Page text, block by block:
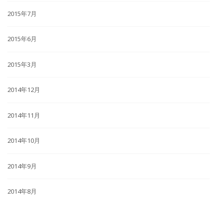
2015年7月
2015年6月
2015年3月
2014年12月
2014年11月
2014年10月
2014年9月
2014年8月